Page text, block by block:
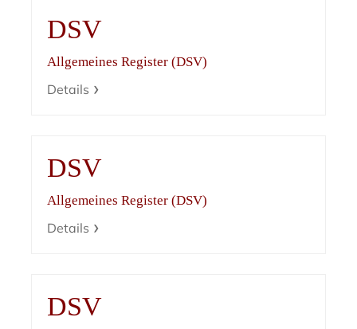
DSV
Allgemeines Register (DSV)
Details
DSV
Allgemeines Register (DSV)
Details
DSV